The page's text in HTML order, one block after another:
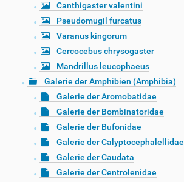
Canthigaster valentini
Pseudomugil furcatus
Varanus kingorum
Cercocebus chrysogaster
Mandrillus leucophaeus
Galerie der Amphibien (Amphibia)
Galerie der Aromobatidae
Galerie der Bombinatoridae
Galerie der Bufonidae
Galerie der Calyptocephalellidae
Galerie der Caudata
Galerie der Centrolenidae